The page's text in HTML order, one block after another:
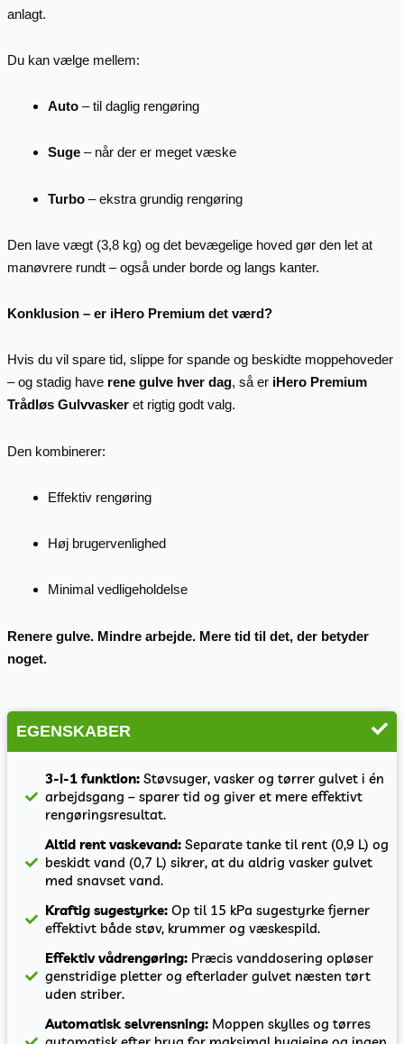
anlagt.
Du kan vælge mellem:
Auto– til daglig rengøring
Suge– når der er meget væske
Turbo– ekstra grundig rengøring
Den lave vægt (3,8 kg) og det bevægelige hoved gør den let at
manøvrere rundt – også under borde og langs kanter.
Konklusion – er iHero Premium det værd?
Hvis du vil spare tid, slippe for spande og beskidte moppehoveder
– og stadig have rene gulve hver dag, så er iHero Premium
Trådløs Gulvvaskeret rigtig godt valg.
Den kombinerer:
Effektiv rengøring
Høj brugervenlighed
Minimal vedligeholdelse
Renere gulve. Mindre arbejde. Mere tid til det, der betyder
noget.
EGENSKABER
3-i-1 funktion: Støvsuger, vasker og tørrer gulvet i én
arbejdsgang – sparer tid og giver et mere effektivt
rengøringsresultat.
Altid rent vaskevand: Separate tanke til rent (0,9 L) og
beskidt vand (0,7 L) sikrer, at du aldrig vasker gulvet
med snavset vand.
Kraftig sugestyrke: Op til 15 kPa sugestyrke fjerner
effektivt både støv, krummer og væskespild.
Effektiv vådrengøring: Præcis vanddosering opløser
genstridige pletter og efterlader gulvet næsten tørt
uden striber.
Automatisk selvrensning: Moppen skylles og tørres